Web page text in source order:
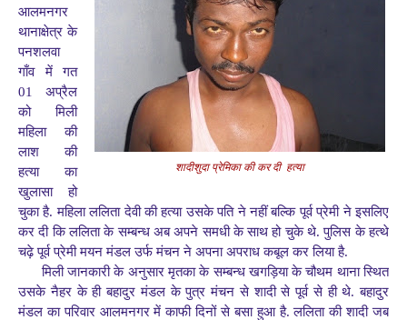
शादीशुदा प्रेमिका की कर दी हत्या
आलमनगर
थानाक्षेत्र के
पनशलवा
गाँव में गत
01 अप्रैल
को मिली
महिला की
लाश की
हत्या का
खुलासा हो
चुका है. महिला ललिता देवी की हत्या उसके पति ने नहीं बल्कि पूर्व प्रेमी ने इसलिए
कर दी कि ललिता के सम्बन्ध अब अपने समधी के साथ हो चुके थे. पुलिस के हत्थे
चढ़े पूर्व प्रेमी मयन मंडल उर्फ मंचन ने अपना अपराध कबूल कर लिया है.
मिली जानकारी के अनुसार मृतका के सम्बन्ध खगड़िया के चौथम थाना स्थित
उसके नैहर के ही बहादुर मंडल के पुत्र मंचन से शादी से पूर्व से ही थे. बहादुर
मंडल का परिवार आलमनगर में काफी दिनों से बसा हुआ है. ललिता की शादी जब